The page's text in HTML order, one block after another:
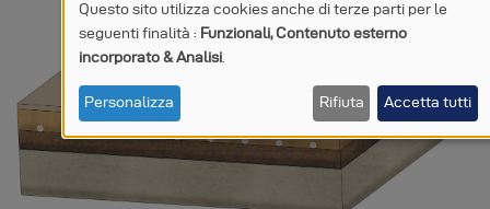
UTILIZZO
DI
DATI
PERSONALI
Questo sito utilizza cookies anche di terze parti per le
seguenti finalità : Funzionali, Contenuto esterno
incorporato & Analisi.
Personalizza Rifiuta Accetta tutti